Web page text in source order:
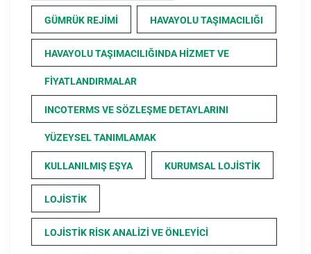
GÜMRÜK REJIMI HAVAYOLU TAŞIMACILIĞI
HAVAYOLU TAŞIMACILIĞINDA HIZMET VE
FIYATLANDIRMALAR
INCOTERMS VE SÖZLEŞME DETAYLARINI
YÜZEYSEL TANIMLAMAK
KULLANILMIŞ EŞYA KURUMSAL LOJISTIK
LOJISTIK
LOJISTIK RISK ANALIZI VE ÖNLEYICI